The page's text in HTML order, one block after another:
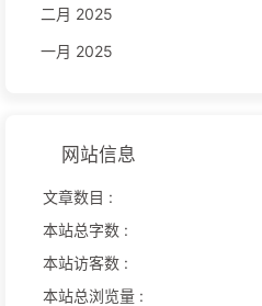
二月 2025
一月 2025
网站信息
文章数目 :
本站总字数 :
本站访客数 :
本站总浏览量 :